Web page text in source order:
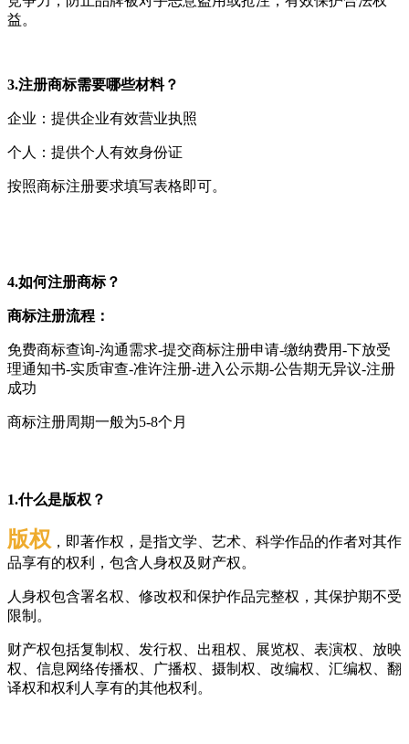
益。
3.注册商标需要哪些材料？
企业：提供企业有效营业执照
个人：提供个人有效身份证
按照商标注册要求填写表格即可。
4.如何注册商标？
商标注册流程：
免费商标查询-沟通需求-提交商标注册申请-缴纳费用-下放受
理通知书-实质审查-准许注册-进入公示期-公告期无异议-注册
成功
商标注册周期一般为5-8个月
1.什么是版权？
版权 ，即著作权，是指文学、艺术、科学作品的作者对其作
品享有的权利，包含人身权及财产权。
人身权包含署名权、修改权和保护作品完整权，其保护期不受
限制。
财产权包括复制权、发行权、出租权、展览权、表演权、放映
权、信息网络传播权、广播权、摄制权、改编权、汇编权、翻
译权和权利人享有的其他权利。